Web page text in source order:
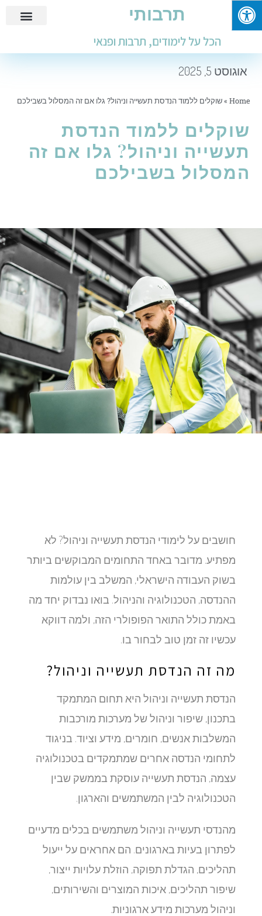
תרבותי
הכל על לימודים, תרבות ופנאי
אוגוסט 5, 2025
Home
»שוקלים ללמוד הנדסת תעשייה וניהול? גלו אם זה המסלול בשבילכם
שוקלים ללמוד הנדסת
תעשייה וניהול? גלו אם זה
המסלול בשבילכם
חושבים על לימודי הנדסת תעשייה וניהול? לא
מפתיע. מדובר באחד התחומים המבוקשים ביותר
בשוק העבודה הישראלי, המשלב בין עולמות
ההנדסה, הטכנולוגיה והניהול. בואו נבדוק יחד מה
באמת כולל התואר הפופולרי הזה, ולמה דווקא
עכשיו זה זמן טוב לבחור בו.
מה זה הנדסת תעשייה וניהול?
הנדסת תעשייה וניהול היא תחום המתמקד
בתכנון, שיפור וניהול של מערכות מורכבות
המשלבות אנשים, חומרים, מידע וציוד. בניגוד
לתחומי הנדסה אחרים שמתמקדים בטכנולוגיה
עצמה, הנדסת תעשייה עוסקת בממשק שבין
הטכנולוגיה לבין המשתמשים והארגון.
מהנדסי תעשייה וניהול משתמשים בכלים מדעיים
לפתרון בעיות בארגונים. הם אחראים על ייעול
תהליכים, הגדלת תפוקה, הוזלת עלויות ייצור,
שיפור תהליכים, איכות המוצרים והשירותים,
וניהול מערכות מידע ארגוניות.